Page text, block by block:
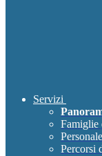
Servizi
Famiglie
Percorsi